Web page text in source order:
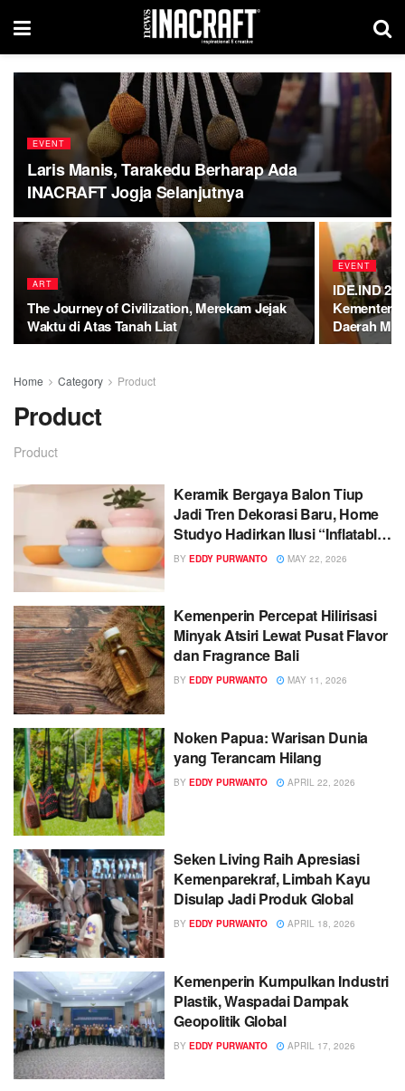
EVENT
Laris Manis, Tarakedu Berharap Ada
INACRAFT Jogja Selanjutnya
ART
The Journey of Civilization, Merekam Jejak
Waktu di Atas Tanah Liat
EVENT
IDE.IND
Daerah
Home Category Product
Product
Product
Keramik Bergaya Balon Tiup
Jadi Tren Dekorasi Baru, Home
Studyo Hadirkan Ilusi “Inflatable
Decor”
BY EDDY PURWANTO MAY 22, 2026
Kemenperin Percepat Hilirisasi
Minyak Atsiri Lewat Pusat Flavor
dan Fragrance Bali
BY EDDY PURWANTO MAY 11, 2026
Noken Papua: Warisan Dunia
yang Terancam Hilang
BY EDDY PURWANTO APRIL 22, 2026
Seken Living Raih Apresiasi
Kemenparekraf, Limbah Kayu
Disulap Jadi Produk Global
BY EDDY PURWANTO APRIL 18, 2026
Kemenperin Kumpulkan Industri
Plastik, Waspadai Dampak
Geopolitik Global
BY EDDY PURWANTO APRIL 17, 2026